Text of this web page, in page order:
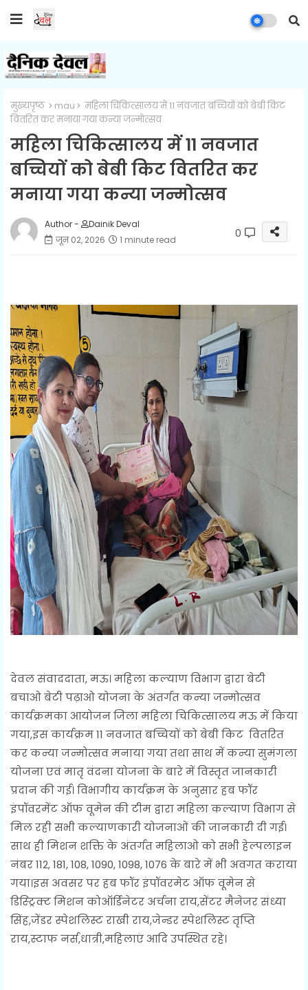
मुख्यपृष्ठ mau
महिला चिकित्सालय में 11 नवजात बच्चियों को बेबी किट
वितरित कर मनाया गया कन्या जन्मोत्सव
महिला चिकित्सालय में 11 नवजात
बच्चियों को बेबी किट वितरित कर
मनाया गया कन्या जन्मोत्सव
Author -
Dainik Deval
जून 02, 2026
1 minute read 0
देवल संवाददाता, मऊ। महिला कल्याण विभाग द्वारा बेटी
बचाओ बेटी पढ़ाओ योजना के अंतर्गत कन्या जन्मोत्सव
कार्यक्रमका आयोजन जिला महिला चिकित्सालय मऊ में किया
गया,इस कार्यक्रम 11 नवजात बच्चियों को बेबी किट वितरित
कर कन्या जन्मोत्सव मनाया गया तथा साथ में कन्या सुमंगला
योजना एवं मातृ वंदना योजना के बारे में विस्तृत जानकारी
प्रदान की गई। विभागीय कार्यक्रम के अनुसार हब फॉर
इंपॉवरमेंट ऑफ वूमेन की टीम द्वारा महिला कल्याण विभाग से
मिल रही सभी कल्याणकारी योजनाओं की जानकारी दी गई।
साथ ही मिशन शक्ति के अंतर्गत महिलाओ को सभी हेल्पलाइन
नंबर 112, 181, 108, 1090, 1098, 1076 के बारे में भी अवगत कराया
गया।इस अवसर पर हब फॉर इंपॉवरमेट ऑफ वूमेन से
डिस्ट्रिक्ट मिशन कोऑर्डिनेटर अर्चना राय,सेंटर मैनेजर संध्या
सिंह,जेंडर स्पेशलिस्ट राखी राय,जेन्डर स्पेशलिस्ट तृप्ति
राय,स्टाफ नर्स,धात्री,महिलाएं आदि उपस्थित रहे।